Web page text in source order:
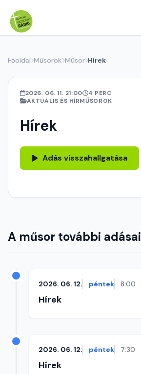
Főoldal Műsorok Műsor Hírek
2026. 06. 11. 21:00
4 PERC
AKTUÁLIS ÉS HÍRMŰSOROK
Hírek
Adás visszahallgatása
A műsor további adásai
2026. 06. 12. péntek 8:00
Hírek
2026. 06. 12. péntek 7:30
Hírek